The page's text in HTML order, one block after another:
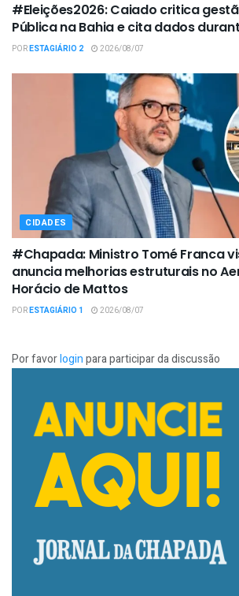
#Eleições2026: Caiado critica
Pública na Bahia e cita dados
PORESTAGIÁRIO 2 2026/08/07
CIDADES
#Chapada: Ministro Tomé Franca
anuncia melhorias estruturais no
Horácio de Mattos
PORESTAGIÁRIO 1 2026/08/07
Por favorloginpara participar da discussão